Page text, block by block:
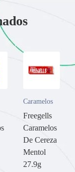
Caramelos
Freegells
Caramelos
De Cereza
Mentol
27.9g